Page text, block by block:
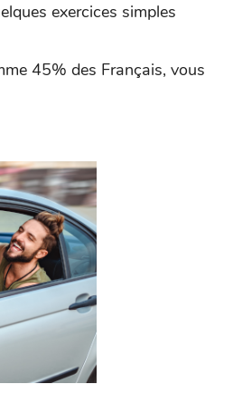
exercices simples
45% des Français, vous